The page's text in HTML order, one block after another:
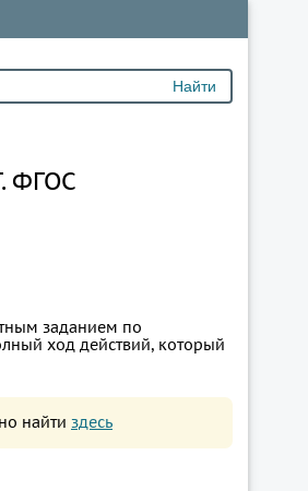
ФГОС
заданием по
ход действий, который
найти здесь